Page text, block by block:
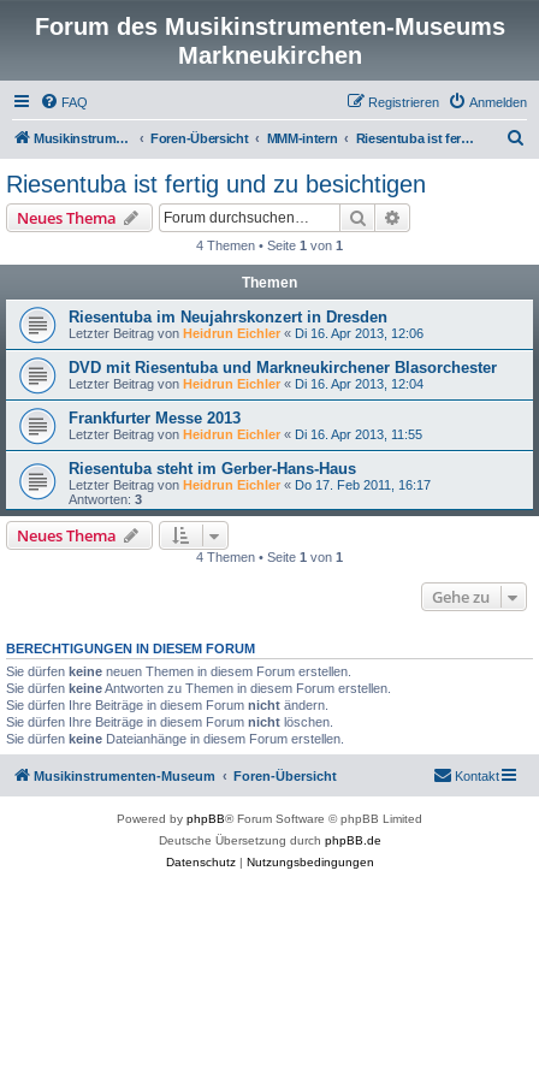
Forum des Musikinstrumenten-Museums
Markneukirchen
FAQ Anmelden
Registrieren
Musikinstrumenten-Museum Foren-Übersicht MMM-intern Riesentuba ist fertig und zu besichtigen
Riesentuba ist fertig und zu besichtigen
Neues Thema Suche
4 Themen • Seite 1 von 1
Themen
Riesentuba im Neujahrskonzert in Dresden
Letzter Beitrag von Heidrun Eichler « Di 16. Apr 2013, 12:06
DVD mit Riesentuba und Markneukirchener Blasorchester
Letzter Beitrag von Heidrun Eichler « Di 16. Apr 2013, 12:04
Frankfurter Messe 2013
Letzter Beitrag von Heidrun Eichler « Di 16. Apr 2013, 11:55
Riesentuba steht im Gerber-Hans-Haus
Letzter Beitrag von Heidrun Eichler « Do 17. Feb 2011, 16:17
Antworten: 3
Neues Thema
4 Themen • Seite 1 von 1
Gehe zu
BERECHTIGUNGEN IN DIESEM FORUM
Sie dürfen keine neuen Themen in diesem Forum erstellen.
Sie dürfen keineAntworten zu Themen in diesem Forum erstellen.
Sie dürfen Ihre Beiträge in diesem Forum nicht ändern.
Sie dürfen Ihre Beiträge in diesem Forum nicht löschen.
Sie dürfen keine Dateianhänge in diesem Forum erstellen.
Musikinstrumenten-Museum Foren-Übersicht Kontakt
Powered by phpBB® Forum Software © phpBB Limited
Deutsche Übersetzung durch phpBB.de
Datenschutz| Nutzungsbedingungen